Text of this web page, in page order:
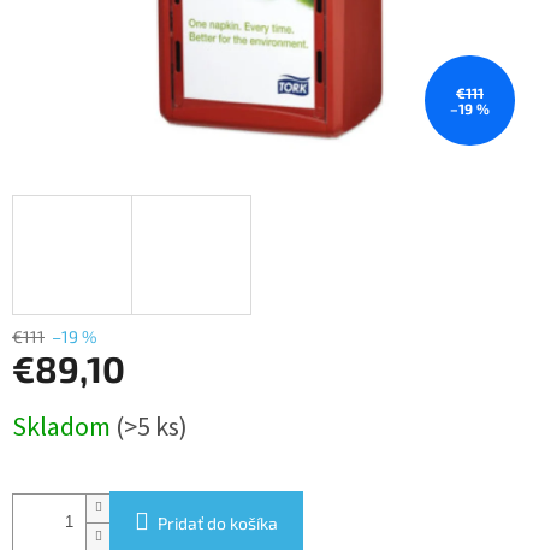
€111
–19 %
€111 –19 %
€89,10
cena:
Skladom (>5 ks)
Pridať do košíka